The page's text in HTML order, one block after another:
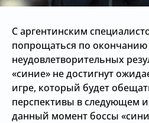
С аргентинским
попрощаться по окончанию
неудовлетворительных
«синие» не достигнут
игре, который будет
перспективы в следующем
данный момент боссы